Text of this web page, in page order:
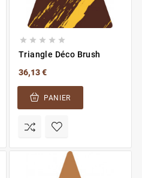
    
Triangle Déco Brush
36,13 €
PANIER